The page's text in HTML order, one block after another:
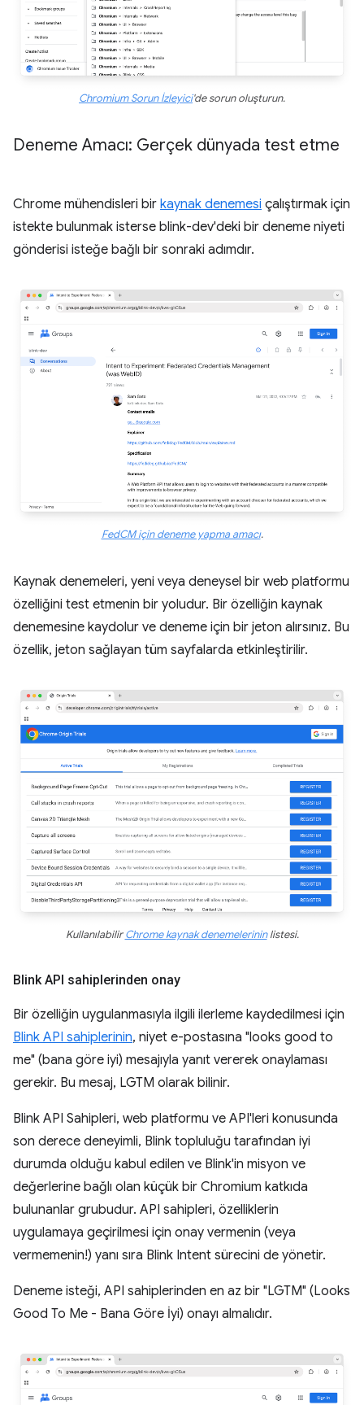
Chromium Sorun İzleyici'de sorun oluşturun.
Deneme Amacı: Gerçek dünyada test etme
Chrome mühendisleri bir kaynak denemesi çalıştırmak için
istekte bulunmak isterse blink-dev'deki bir deneme niyeti
gönderisi isteğe bağlı bir sonraki adımdır.
FedCM için deneme yapma amacı.
Kaynak denemeleri, yeni veya deneysel bir web platformu
özelliğini test etmenin bir yoludur. Bir özelliğin kaynak
denemesine kaydolur ve deneme için bir jeton alırsınız. Bu
özellik, jeton sağlayan tüm sayfalarda etkinleştirilir.
KullanılabilirChrome kaynak denemelerininlistesi.
Blink API sahiplerinden onay
Bir özelliğin uygulanmasıyla ilgili ilerleme kaydedilmesi için
Blink API sahiplerinin, niyet e-postasına "looks good to
me" (bana göre iyi) mesajıyla yanıt vererek onaylaması
gerekir. Bu mesaj, LGTM olarak bilinir.
Blink API Sahipleri, web platformu ve API'leri konusunda
son derece deneyimli, Blink topluluğu tarafından iyi
durumda olduğu kabul edilen ve Blink'in misyon ve
değerlerine bağlı olan küçük bir Chromium katkıda
bulunanlar grubudur. API sahipleri, özelliklerin
uygulamaya geçirilmesi için onay vermenin (veya
vermemenin!) yanı sıra Blink Intent sürecini de yönetir.
Deneme isteği, API sahiplerinden en az bir "LGTM" (Looks
Good To Me - Bana Göre İyi) onayı almalıdır.